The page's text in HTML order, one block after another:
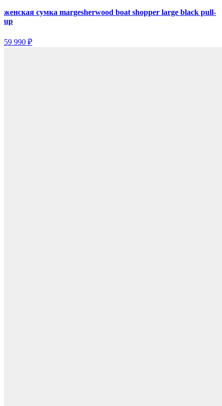
женская сумка margesherwood boat shopper large black pull-
up
59 990 ₽